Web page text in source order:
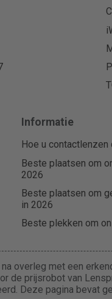
Informatie
Hoe u
Beste plaatsen om
2026
Beste plaatsen om
in 2026
Beste plekken om
overleg met een
de prijsrobot van
Deze pagina bevat